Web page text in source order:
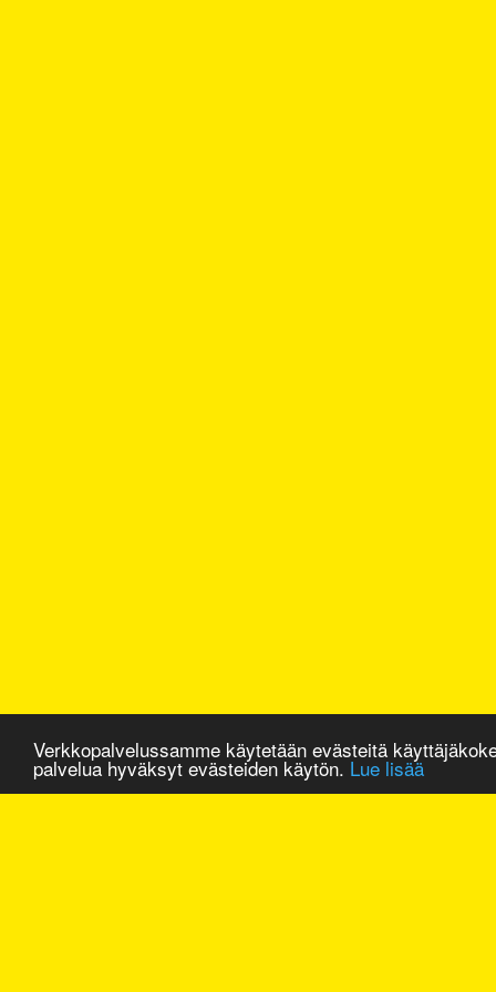
Verkkopalvelussamme käytetään evästeitä
palvelua hyväksyt evästeiden käytön. Lue lisää